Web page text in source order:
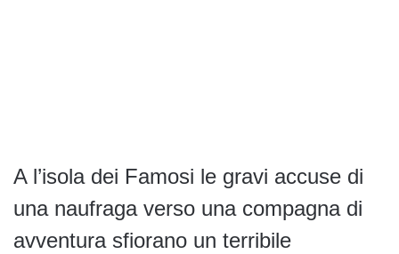
A l’isola dei Famosi le gravi accuse di
una naufraga verso una compagna di
avventura sfiorano un terribile